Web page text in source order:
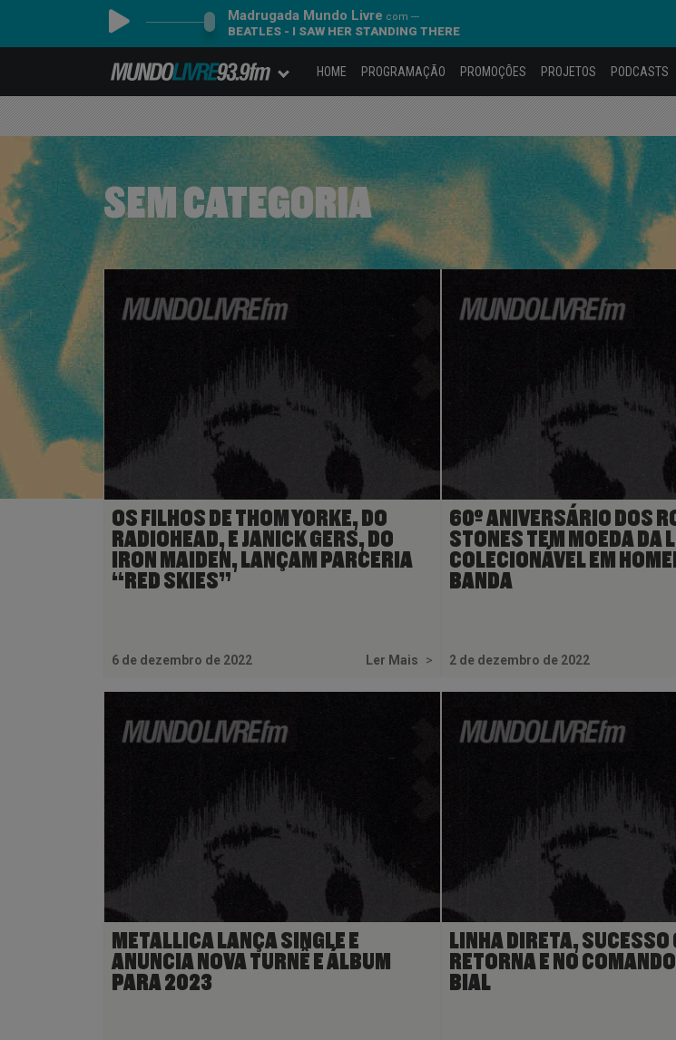
Madrugada Mundo Livre com ---
BEATLES - I SAW HER STANDING THERE
HOME PROGRAMAÇÃO PROMOÇÕES PROJETOS PODCASTS
SEM CATEGORIA
OS FILHOS DE THOM YORKE, DO
RADIOHEAD, E JANICK GERS, DO
IRON MAIDEN, LANÇAM PARCERIA
“RED SKIES”
6 de dezembro de 2022 Ler Mais >
60º ANIVERSÁRIO DOS
STONES TEM MOEDA DA
COLECIONÁVEL EM
BANDA
2 de dezembro de 2022
METALLICA LANÇA SINGLE E
ANUNCIA NOVA TURNÊ E ÁLBUM
PARA 2023
LINHA DIRETA,
RETORNA E NO
BIAL